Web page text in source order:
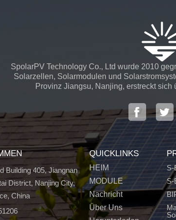
SpolarPV Technology Co., Ltd wurde 2010
Solarzellen, Solarmodulen und
Provinz Jiangsu, Nanjing, erstreckt sich
Building 405, Jiangnan
District, Nanjing City,
China
QUICKLINKS
HEIM
MODULE
Nachricht
Über Uns
S-
S-